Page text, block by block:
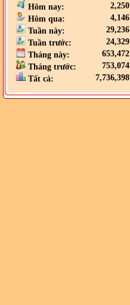
Hôm nay:
2,250
Hôm qua:
4,146
Tuần này:
29,236
Tuần trước:
24,329
Tháng này:
653,472
Tháng trước:
753,074
Tất cả:
7,736,398